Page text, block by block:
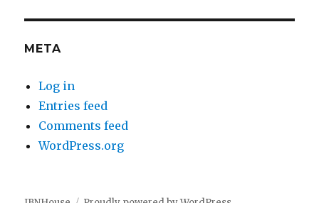
META
Log in
Entries feed
Comments feed
WordPress.org